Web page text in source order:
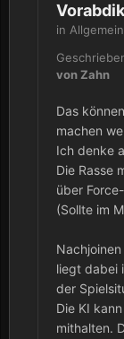
in
von Zahn
Das
machen
Ich denke
Die Rasse
über
(Sollte im
liegt dabei
der
Die KI
mithalten.